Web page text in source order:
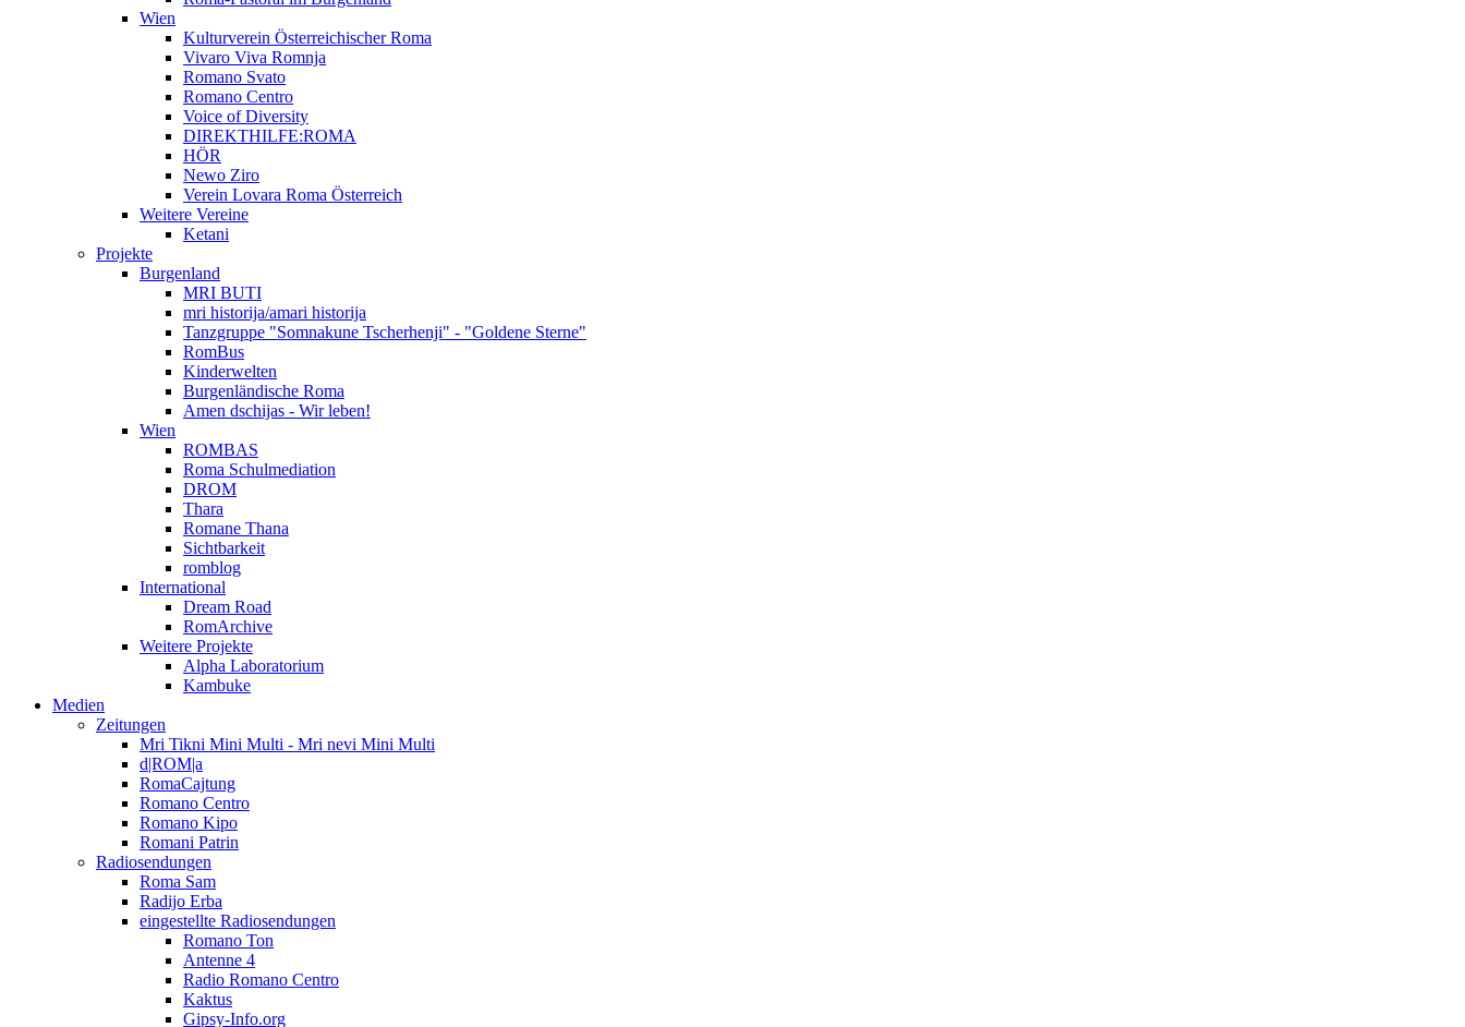
Wien
Kulturverein Österreichischer Roma
Vivaro Viva Romnja
Romano Svato
Romano Centro
Voice of Diversity
DIREKTHILFE:ROMA
HÖR
Newo Ziro
Verein Lovara Roma Österreich
Weitere Vereine
Ketani
Projekte
Burgenland
MRI BUTI
mri historija/amari historija
Tanzgruppe "Somnakune Tscherhenji" - "Goldene Sterne"
RomBus
Kinderwelten
Burgenländische Roma
Amen dschijas - Wir leben!
Wien
ROMBAS
Roma Schulmediation
DROM
Thara
Romane Thana
Sichtbarkeit
romblog
International
Dream Road
RomArchive
Weitere Projekte
Alpha Laboratorium
Kambuke
Medien
Zeitungen
Mri Tikni Mini Multi - Mri nevi Mini Multi
d|ROM|a
RomaCajtung
Romano Centro
Romano Kipo
Romani Patrin
Radiosendungen
Roma Sam
Radijo Erba
eingestellte Radiosendungen
Romano Ton
Antenne 4
Radio Romano Centro
Kaktus
Gipsy-Info.org